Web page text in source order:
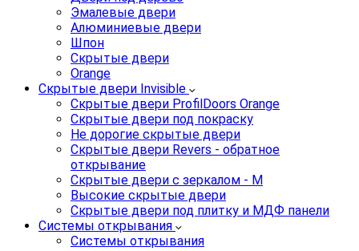
Эмалевые двери
Алюминиевые двери
Шпон
Скрытые двери
Orange
Скрытые двери Invisible
Скрытые двери ProfilDoors Orange
Скрытые двери под покраску
Не дорогие скрытые двери
Скрытые двери Revers - обратное
открывание
Скрытые двери с зеркалом - M
Высокие скрытые двери
Скрытые двери под плитку и МДФ панели
Системы открывания
Системы открывания